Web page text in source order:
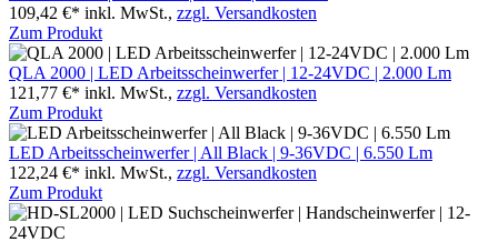
109,42 €* inkl. MwSt., zzgl. Versandkosten
Zum Produkt
QLA 2000 | LED Arbeitsscheinwerfer | 12-24VDC | 2.000 Lm
121,77 €* inkl. MwSt., zzgl. Versandkosten
Zum Produkt
LED Arbeitsscheinwerfer | All Black | 9-36VDC | 6.550 Lm
122,24 €* inkl. MwSt., zzgl. Versandkosten
Zum Produkt